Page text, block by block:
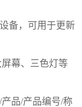
备，可用于更新
幕、三色灯等
品/产品编号/称